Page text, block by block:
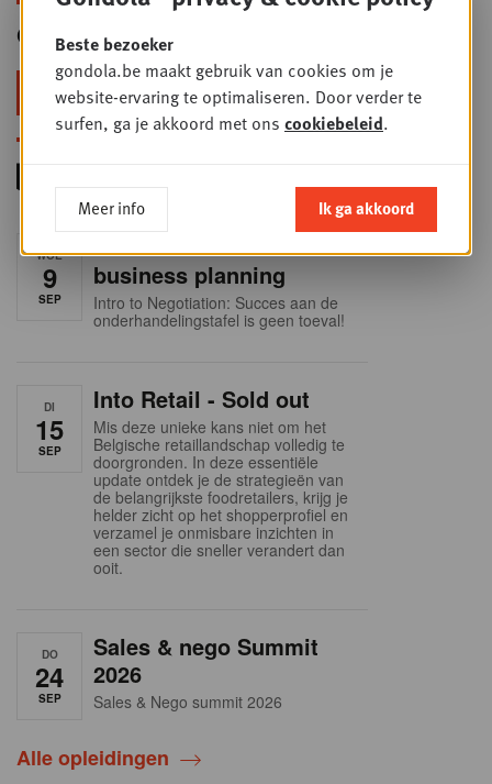
Gondola Newsletter
Blijf voorop in retail & foodservice!
WOE
9
SEP
Foodservice - Joint
business planning
Intro to Negotiation: Succes aan de
onderhandelingstafel is geen toeval!
DI
15
SEP
Into Retail - Sold out
Mis deze unieke kans niet om het
Belgische retaillandschap volledig te
doorgronden. In deze essentiële
update ontdek je de strategieën van
de belangrijkste foodretailers, krijg je
helder zicht op het shopperprofiel en
verzamel je onmisbare inzichten in
een sector die sneller verandert dan
ooit.
DO
24
SEP
Sales & nego Summit
2026
Sales & Nego summit 2026
Alle opleidingen
Beste bezoeker
gondola.be maakt gebruik van cookies om je
website-ervaring te optimaliseren. Door verder te
surfen, ga je akkoord met ons cookiebeleid.
Meer info Ik ga akkoord